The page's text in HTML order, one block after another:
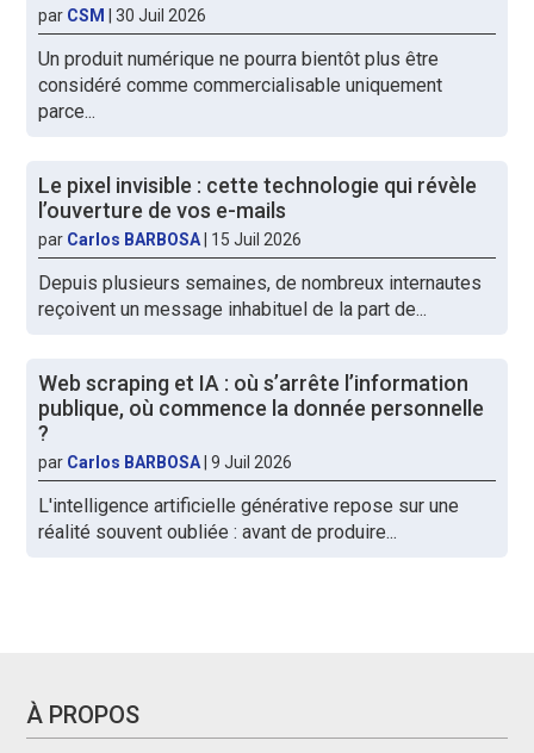
par CSM |30 Juil 2026
Un produit numérique ne pourra bientôt plus être
considéré comme commercialisable uniquement
parce...
Le pixel invisible : cette technologie qui révèle
l’ouverture de vos e-mails
par Carlos BARBOSA 15 Juil 2026
Depuis plusieurs semaines, de nombreux internautes
reçoivent un message inhabituel de la part de...
Web scraping et IA : où s’arrête l’information
publique, où commence la donnée personnelle
?
par Carlos BARBOSA |9 Juil 2026
L'intelligence artificielle générative repose sur une
réalité souvent oubliée : avant de produire...
À PROPOS